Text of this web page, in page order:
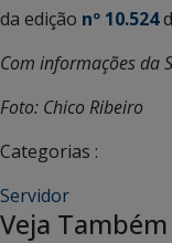
da edição nº 10.524
Com informações da
Foto: Chico Ribeiro
Categorias :
Servidor
Veja Também